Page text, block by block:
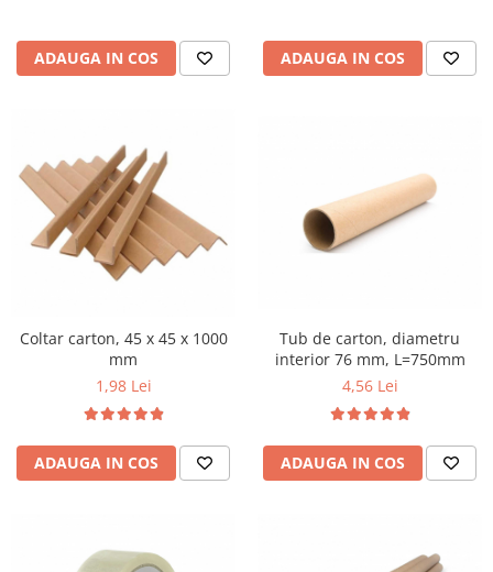
ADAUGA IN COS ADAUGA IN COS
Coltar carton, 45 x 45 x 1000
mm
1,98 Lei
ADAUGA IN COS
Tub de carton, diametru
interior 76 mm, L=750mm
4,56 Lei
ADAUGA IN COS